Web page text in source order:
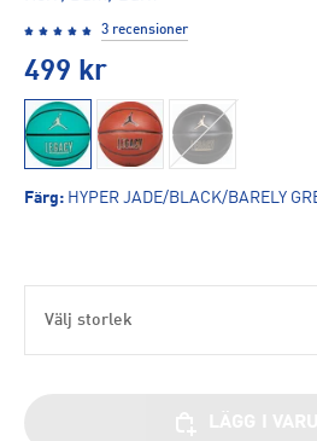
3 recensioner
499 kr
Färg: HYPER JADE/BLACK/BARELY
Välj storlek